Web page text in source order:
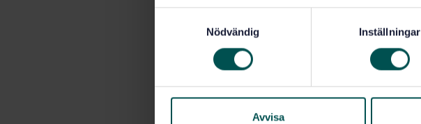
Nödvändig Inställningar
Avvisa